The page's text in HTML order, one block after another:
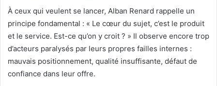
À ceux qui veulent se lancer, Alban Renard rappelle un
principe fondamental : « Le cœur du sujet, c’est le produit
et le service. Est-ce qu’on y croit ? » Il observe encore trop
d’acteurs paralysés par leurs propres failles internes :
mauvais positionnement, qualité insuffisante, défaut de
confiance dans leur offre.